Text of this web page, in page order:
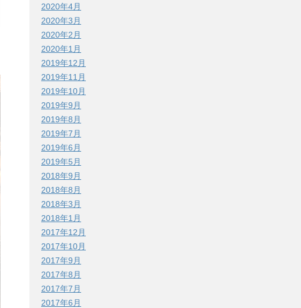
2020年4月
2020年3月
2020年2月
2020年1月
2019年12月
2019年11月
2019年10月
2019年9月
2019年8月
2019年7月
2019年6月
2019年5月
2018年9月
2018年8月
2018年3月
2018年1月
2017年12月
2017年10月
2017年9月
2017年8月
2017年7月
2017年6月